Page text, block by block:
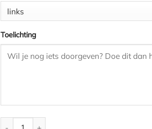
Toelichting
Familie naambord 20x30cm type 8 aantal